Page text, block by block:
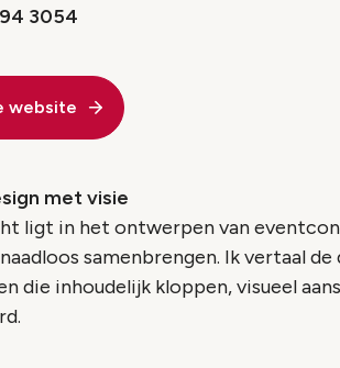
3054
website
met visie
ligt in het ontwerpen van
samenbrengen. Ik vertaal
die inhoudelijk kloppen, visueel